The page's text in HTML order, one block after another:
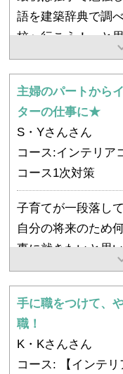
語を建築辞典で調
校へ行こう！」と
ールを探しました
講座の受講料もそ
言えませんでした
思って飛び込みまし
卒業後にスクール
スクールで学んだ
る時に役立っていま
設備機器だけでな
全体との関係も含
ができるので「活
建材のサンプルや
勉強していく感じ
具体的なイメージ
いつの間にかスク
くから通うのも苦
授業以外のDVD自
た。質問はいつで
帰りに寄って、わ
主婦のパートから
ターの仕事に★
S・Yさんさん
コース:インテリ
コース1次対策
子育てが一段落し
自分の将来のため
事に就きたいと思
仕事に就くきっか
うことに決め、い
ました。住宅デザ
るとのこと。
説明会ではあまり
おけそうな感じだ
就職のきっかけと
ところ、現在勤務
いたります。
今はハウスビルダ
として勤務してい
仕事と主婦業とか
ねん出するのが大
早めに教室に来て
たり、空き時間を
手に職をつけて、
職！
K・Kさんさん
コース: 【インテリ